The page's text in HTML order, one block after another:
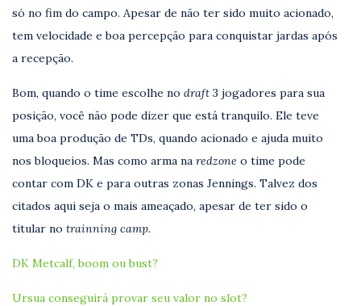
só no fim do campo. Apesar de não ter sido muito acionado,
tem velocidade e boa percepção para conquistar jardas após
a recepção.
Bom, quando o time escolhe no draft 3 jogadores para sua
posição, você não pode dizer que está tranquilo. Ele teve
uma boa produção de TDs, quando acionado e ajuda muito
nos bloqueios. Mas como arma na redzone o time pode
contar com DK e para outras zonas Jennings. Talvez dos
citados aqui seja o mais ameaçado, apesar de ter sido o
titular no trainning camp.
DK Metcalf, boom ou bust?
Ursua conseguirá provar seu valor no slot?